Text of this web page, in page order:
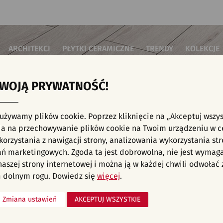
ARCHITEKCI PŁYTKI CERAMICZNE TRENDY KOLEKCJE
do sypialni
kuchenne
łazienkowe
na schody
na taras
komercyjne
Płytki ścienne
Płytki cegiełki
Płytki drewnopodobne
Płytki heksagonalne
Płytki jodełka
Płytki kamienne
Płytki kolorowe
Płytki
Płytki we
KAFELKI - NOWOŚCI, INWESTYCJE,
aranżacji spełniających wybrane filtry. Przejdź do pełnej oferty
PRYWATNOŚĆ!
plików cookie. Poprzez kliknięcie na „Akceptuj
na przechowywanie plików cookie na Twoim urządzeniu w
z nawigacji strony, analizowania wykorzystania
marketingowych. Zgoda ta jest dobrowolna, nie jest
strony internetowej i można ją w każdej chwili odwołać
dolnym rogu. Dowiedz się więcej.
Zmiana ustawień AKCEPTUJ WSZYSTKIE